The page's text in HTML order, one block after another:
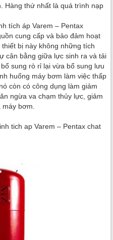
Hàng thứ nhất là quá trình nạp
tích áp Varem – Pentax
cung cấp và bảo đảm hoạt
bị này không những tích
cân bằng giữa lực sinh ra và tải
sung rò rỉ lại vừa bổ sung lưu
huống máy bơm làm việc thấp
còn có công dụng làm giảm
ngừa va chạm thủy lực, giảm
bơm.
tich ap Varem – Pentax chat